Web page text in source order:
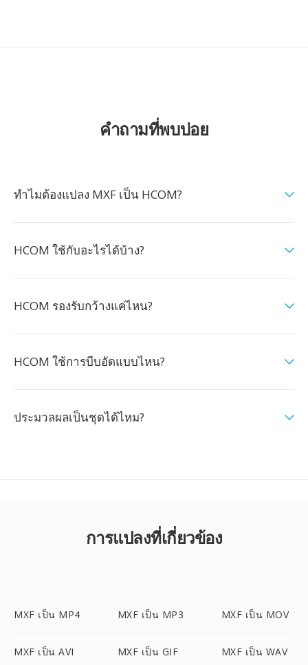
คำถามที่พบบ่อย
ทำไมต้องแปลง MXF เป็น HCOM?
HCOM ใช้กับอะไรได้บ้าง?
HCOM รองรับกว้างแค่ไหน?
HCOM ใช้การบีบอัดแบบไหน?
ประมวลผลเป็นชุดได้ไหม?
การแปลงที่เกี่ยวข้อง
MXF เป็น MP4 MXF เป็น MP3 MXF เป็น MOV
MXF เป็น AVI MXF เป็น GIF MXF เป็น WAV